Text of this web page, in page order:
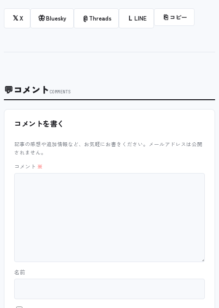
𝕏X 🦋Bluesky @ Threads L LINE ⎘ コピー
💬コメント COMMENTS
コメントを書く
記事の感想や追加情報など、お気軽にお書きください。メールアドレスは公開
されません。
コメント ※
名前